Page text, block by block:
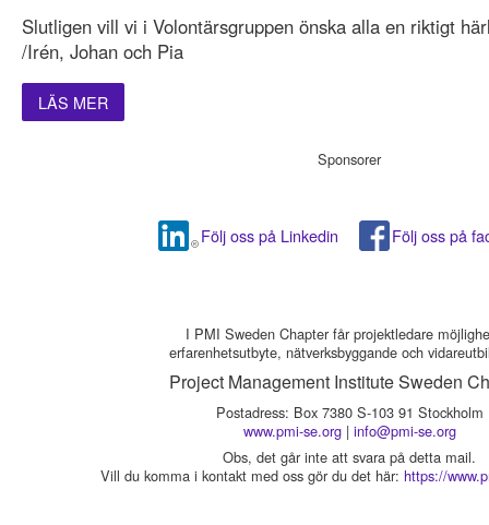
Slutligen vill vi i Volontärsgruppen önska alla en riktigt
/Irén, Johan och Pia
LÄS MER
Sponsorer
Följ oss på Linkedin Följ oss på
I PMI Sweden Chapter får projektledare
erfarenhetsutbyte, nätverksbyggande och
Project Management Institute Sweden
Postadress: Box 7380 S-103 91 Stockholm
www.pmi-se.org| info@pmi-se.org
Obs, det går inte att svara på detta mail.
Vill du komma i kontakt med oss gör du det här: https://